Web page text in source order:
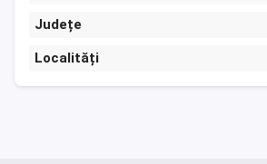
Județe
Localități